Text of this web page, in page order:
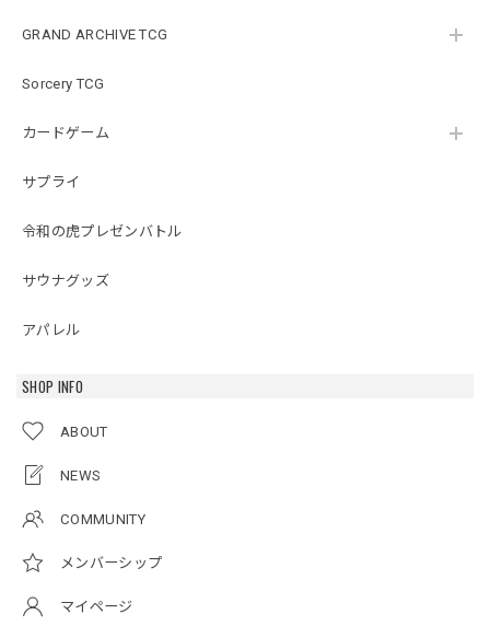
GRAND ARCHIVE TCG
Sorcery TCG
カードゲーム
サプライ
令和の虎プレゼンバトル
サウナグッズ
アパレル
SHOP INFO
ABOUT
NEWS
COMMUNITY
メンバーシップ
マイページ